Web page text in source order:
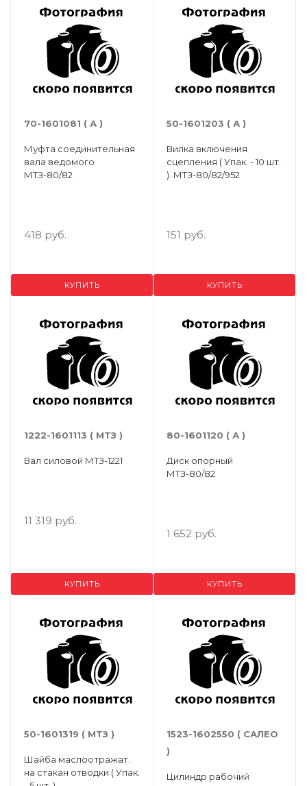
70-1601081 ( А )
Муфта соединительная
вала ведомого
МТЗ-80/82
418 руб.
КУПИТЬ
50-1601203 ( А )
Вилка включения
сцепления ( Упак. - 10 шт.
). МТЗ-80/82/952
151 руб.
КУПИТЬ
1222-1601113 ( МТЗ )
Вал силовой МТЗ-1221
11 319 руб.
КУПИТЬ
80-1601120 ( А )
Диск опорный
МТЗ-80/82
1 652 руб.
КУПИТЬ
50-1601319 ( МТЗ )
Шайба маслоотражат.
на стакан отводки ( Упак.
1523-1602550 ( САЛЕО
)
Цилиндр рабочий